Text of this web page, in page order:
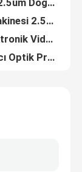
Granit Renishaw Problu Taşınabilir Optik Hassas CMM Ölçüm Makinesi
CNC 3D CMM Ölçüm Makinesi, Taşınabilir Koordinat Ölçüm Sistemleri